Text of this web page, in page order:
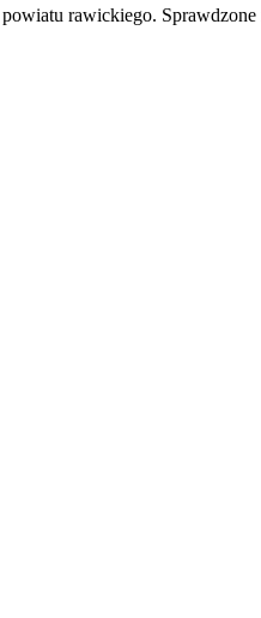
rawickiego. Sprawdzone